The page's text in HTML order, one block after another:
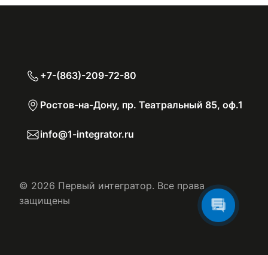
+7-(863)-209-72-80
Ростов-на-Дону, пр. Театральный 85, оф.1
info@1-integrator.ru
© 2026 Первый интегратор. Все права
защищены